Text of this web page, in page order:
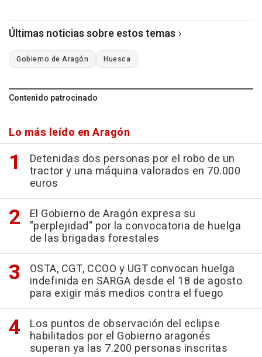
Últimas noticias sobre estos temas
Gobierno de Aragón Huesca
Contenido patrocinado
Lo más leído en Aragón
Detenidas dos personas por el robo de un
tractor y una máquina valorados en 70.000
euros
El Gobierno de Aragón expresa su
"perplejidad" por la convocatoria de huelga
de las brigadas forestales
OSTA, CGT, CCOO y UGT convocan huelga
indefinida en SARGA desde el 18 de agosto
para exigir más medios contra el fuego
Los puntos de observación del eclipse
habilitados por el Gobierno aragonés
superan ya las 7.200 personas inscritas